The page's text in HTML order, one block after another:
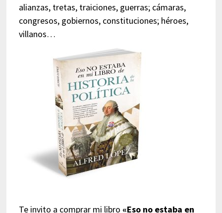
alianzas, tretas, traiciones, guerras; cámaras,
congresos, gobiernos, constituciones; héroes,
villanos…
Te invito a comprar mi libro «Eso no estaba en